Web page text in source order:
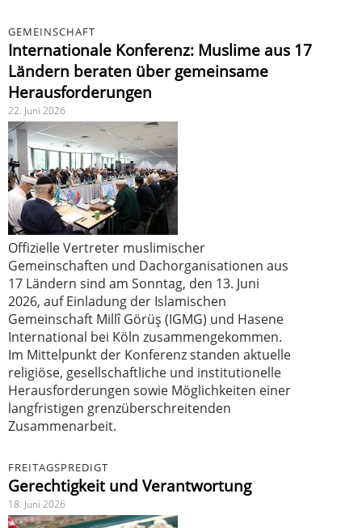
GEMEINSCHAFT
Internationale Konferenz: Muslime aus 17
Ländern beraten über gemeinsame
Herausforderungen
22. Juni 2026
Offizielle Vertreter muslimischer
Gemeinschaften und Dachorganisationen aus
17 Ländern sind am Sonntag, den 13. Juni
2026, auf Einladung der Islamischen
Gemeinschaft Millî Görüş (IGMG) und Hasene
International bei Köln zusammengekommen.
Im Mittelpunkt der Konferenz standen aktuelle
religiöse, gesellschaftliche und institutionelle
Herausforderungen sowie Möglichkeiten einer
langfristigen grenzüberschreitenden
Zusammenarbeit.
FREITAGSPREDIGT
Gerechtigkeit und Verantwortung
18. Juni 2026